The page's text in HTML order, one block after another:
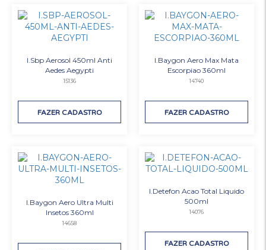
I.Sbp Aerosol 450ml Anti
Aedes Aegypti
15136
FAZER CADASTRO
I.Baygon Aero Max Mata
Escorpiao 360ml
14740
FAZER CADASTRO
I.Baygon Aero Ultra Multi
Insetos 360ml
14658
I.Detefon Acao Total Liquido
500ml
14076
FAZER CADASTRO